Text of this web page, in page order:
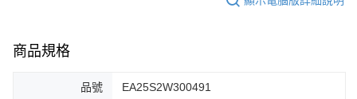
商品規格
品號 EA25S2W300491